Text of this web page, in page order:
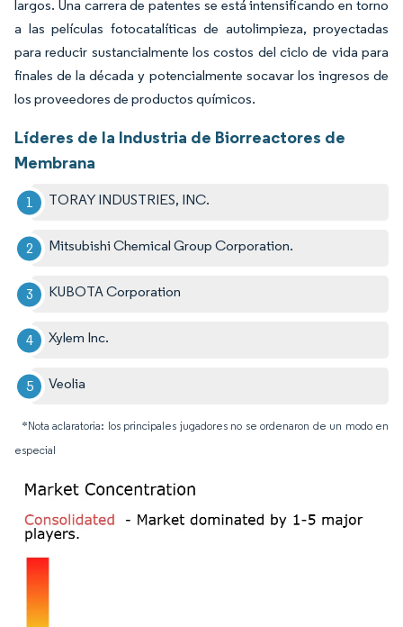
largos. Una carrera de patentes se está intensificando en torno
a las películas fotocatalíticas de autolimpieza, proyectadas
para reducir sustancialmente los costos del ciclo de vida para
finales de la década y potencialmente socavar los ingresos de
los proveedores de productos químicos.
Líderes de la Industria de Biorreactores de
Membrana
TORAY INDUSTRIES, INC.
Mitsubishi Chemical Group Corporation.
KUBOTA Corporation
Xylem Inc.
Veolia
*Nota aclaratoria: los principales jugadores no se ordenaron de un modo en
especial